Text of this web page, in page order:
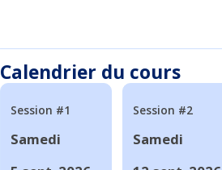
Calendrier du cours
Session #1
Samedi
Session #2
Samedi